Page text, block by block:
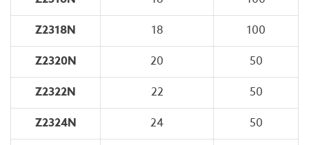
Z2318N
18
100
Z2320N
20
50
Z2322N
22
50
Z2324N
24
50